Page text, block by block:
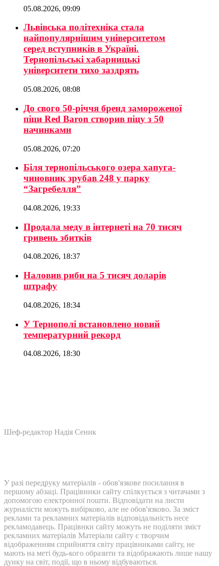
05.08.2026, 09:09
Львівська політехніка стала
найпопулярнішим університетом
серед вступників в Україні.
Тернопільські хабарницькі
університети тихо заздрять
05.08.2026, 08:08
До свого 50-річчя бренд замороженої
піци Red Baron створив піцу з 50
начинками
05.08.2026, 07:20
Біля тернопільського озера хапуга-
чиновник зрубав 248 у парку
“Загребелля”
04.08.2026, 19:33
Продала меду в інтернеті на 70 тисяч
гривень збитків
04.08.2026, 18:37
Наловив риби на 5 тисяч доларів
штрафу
04.08.2026, 18:34
У Тернополі встановлено новий
температурний рекорд
04.08.2026, 18:30
Шеф-редактор Надія Сеник
У разі передруку матеріалів - обов'язкове посилання в
першому абзаці. Працівники сайту спілкується з читачами з
допомогою електронної пошти. Відповідати на листи
журналісти можуть вибірково, але не обов'язково. За зміст
реклами та рекламних матеріалів відповідальність несе
рекламодавець. Працівнки сайту можуть не поділяти зміст
рекламних матеріалів Матеріали сайту є творчим
відображенням сприйняття світу працівниками сайту, не
мають на меті будь-кого образити та відображають лише нашу
дуику на світ, події, що в ньому відбуваються.